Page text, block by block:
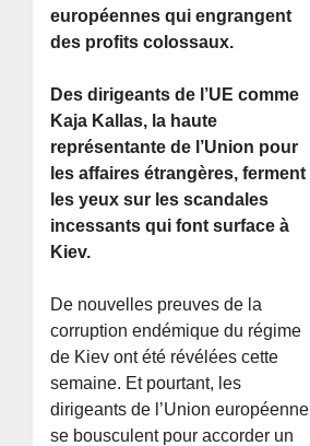
européennes qui engrangent
des profits colossaux.
Des dirigeants de l’UE comme
Kaja Kallas, la haute
représentante de l’Union pour
les affaires étrangères, ferment
les yeux sur les scandales
incessants qui font surface à
Kiev.
De nouvelles preuves de la
corruption endémique du régime
de Kiev ont été révélées cette
semaine. Et pourtant, les
dirigeants de l’Union européenne
se bousculent pour accorder un